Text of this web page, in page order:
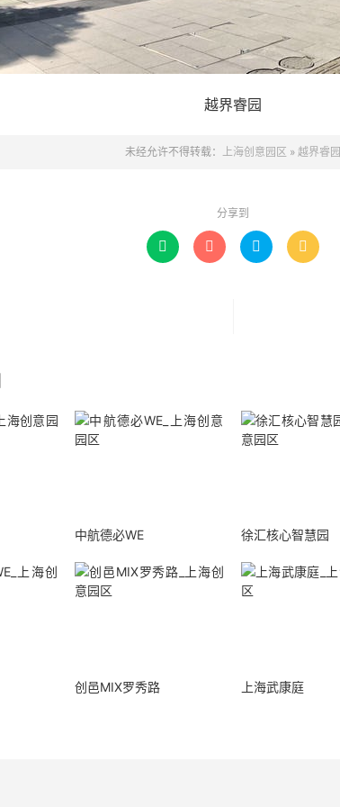
越界睿园
未经允许不得转载： 上海创意园区 » 越界睿园
分享到
   
中航德必WE 徐汇核心智慧园
创邑MIX罗秀路 上海武康庭